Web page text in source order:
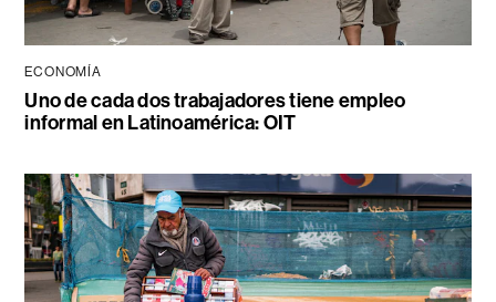
ECONOMÍA
Uno de cada dos trabajadores tiene empleo
informal en Latinoamérica: OIT